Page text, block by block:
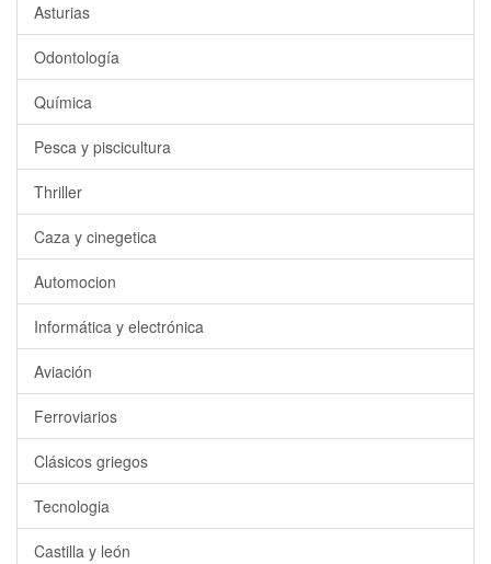
Asturias
Odontología
Química
Pesca y piscicultura
Thriller
Caza y cinegetica
Automocion
Informática y electrónica
Aviación
Ferroviarios
Clásicos griegos
Tecnologia
Castilla y león